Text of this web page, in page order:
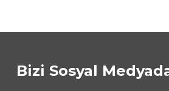
Bizi Sosyal